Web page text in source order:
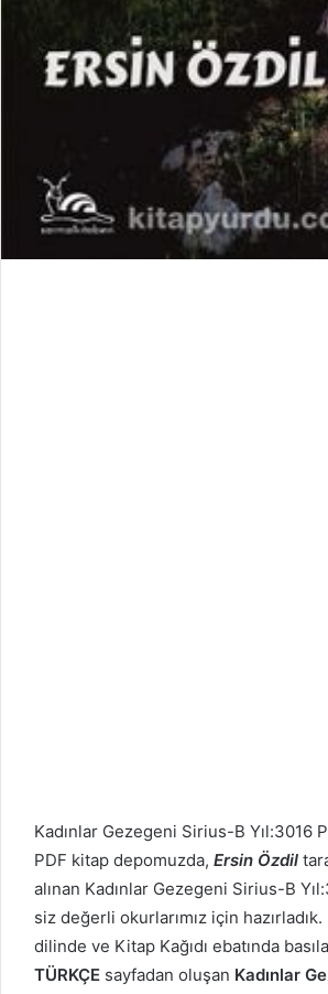
Kadınlar Gezegeni Sirius-B Yıl:3016
PDF kitap depomuzda, Ersin Özdil
alınan Kadınlar Gezegeni Sirius-B
siz değerli okurlarımız için
dilinde ve Kitap Kağıdı ebatında
TÜRKÇE sayfadan oluşan Kadınlar